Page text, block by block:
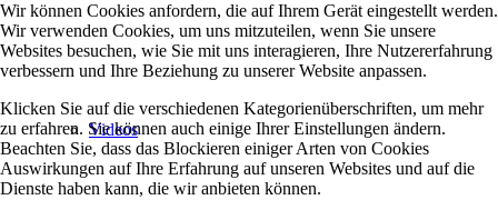
Videos
Wir können Cookies anfordern, die auf Ihrem Gerät eingestellt werden.
Wir verwenden Cookies, um uns mitzuteilen, wenn Sie unsere
Websites besuchen, wie Sie mit uns interagieren, Ihre Nutzererfahrung
verbessern und Ihre Beziehung zu unserer Website anpassen.
Klicken Sie auf die verschiedenen Kategorienüberschriften, um mehr
zu erfahren. Sie können auch einige Ihrer Einstellungen ändern.
Beachten Sie, dass das Blockieren einiger Arten von Cookies
Auswirkungen auf Ihre Erfahrung auf unseren Websites und auf die
Dienste haben kann, die wir anbieten können.